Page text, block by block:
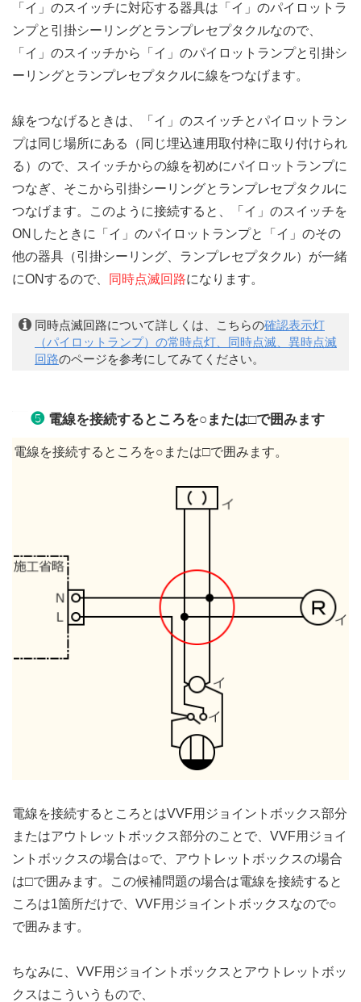
「イ」のスイッチに対応する器具は「イ」のパイロットラ
ンプと引掛シーリングとランプレセプタクルなので、
「イ」のスイッチから「イ」のパイロットランプと引掛シ
ーリングとランプレセプタクルに線をつなげます。
線をつなげるときは、「イ」のスイッチとパイロットラン
プは同じ場所にある（同じ埋込連用取付枠に取り付けられ
る）ので、スイッチからの線を初めにパイロットランプに
つなぎ、そこから引掛シーリングとランプレセプタクルに
つなげます。このように接続すると、「イ」のスイッチを
ONしたときに「イ」のパイロットランプと「イ」のその
他の器具（引掛シーリング、ランプレセプタクル）が一緒
にONするので、
同時点滅回路になります。
同時点滅回路について詳しくは、こちらの確認表示灯
（パイロットランプ）の常時点灯、同時点滅、異時点滅
回路のページを参考にしてみてください。
❺電線を接続するところを○または□で囲みます
電線を接続するところを○または□で囲みます。
電線を接続するところとはVVF用ジョイントボックス部分
またはアウトレットボックス部分のことで、VVF用ジョイ
ントボックスの場合は○で、アウトレットボックスの場合
は□で囲みます。この候補問題の場合は電線を接続すると
ころは1箇所だけで、VVF用ジョイントボックスなので○
で囲みます。
ちなみに、VVF用ジョイントボックスとアウトレットボッ
クスはこういうもので、